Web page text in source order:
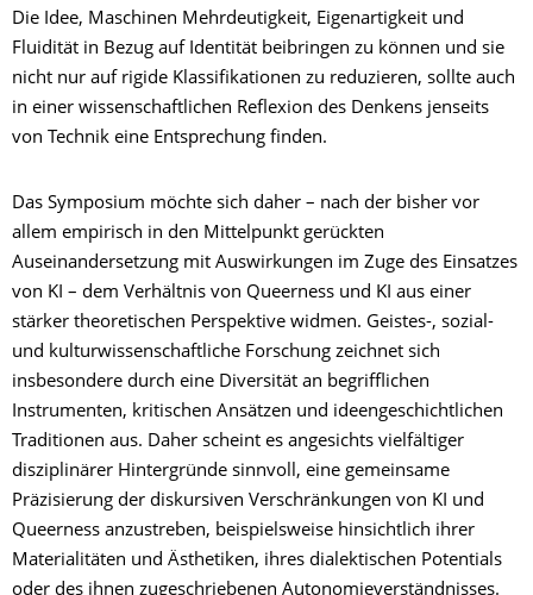
Die Idee, Maschinen Mehrdeutigkeit, Eigenartigkeit und
Fluidität in Bezug auf Identität beibringen zu können und sie
nicht nur auf rigide Klassifikationen zu reduzieren, sollte auch
in einer wissenschaftlichen Reflexion des Denkens jenseits
von Technik eine Entsprechung finden.
Das Symposium möchte sich daher – nach der bisher vor
allem empirisch in den Mittelpunkt gerückten
Auseinandersetzung mit Auswirkungen im Zuge des Einsatzes
von KI – dem Verhältnis von Queerness und KI aus einer
stärker theoretischen Perspektive widmen. Geistes-, sozial-
und kulturwissenschaftliche Forschung zeichnet sich
insbesondere durch eine Diversität an begrifflichen
Instrumenten, kritischen Ansätzen und ideengeschichtlichen
Traditionen aus. Daher scheint es angesichts vielfältiger
disziplinärer Hintergründe sinnvoll, eine gemeinsame
Präzisierung der diskursiven Verschränkungen von KI und
Queerness anzustreben, beispielsweise hinsichtlich ihrer
Materialitäten und Ästhetiken, ihres dialektischen Potentials
oder des ihnen zugeschriebenen Autonomieverständnisses.